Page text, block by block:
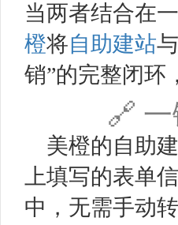
当两者结合在
橙将自助建站与
销”的完整闭环
🔗
美橙的自助
上填写的表单
中，无需手动